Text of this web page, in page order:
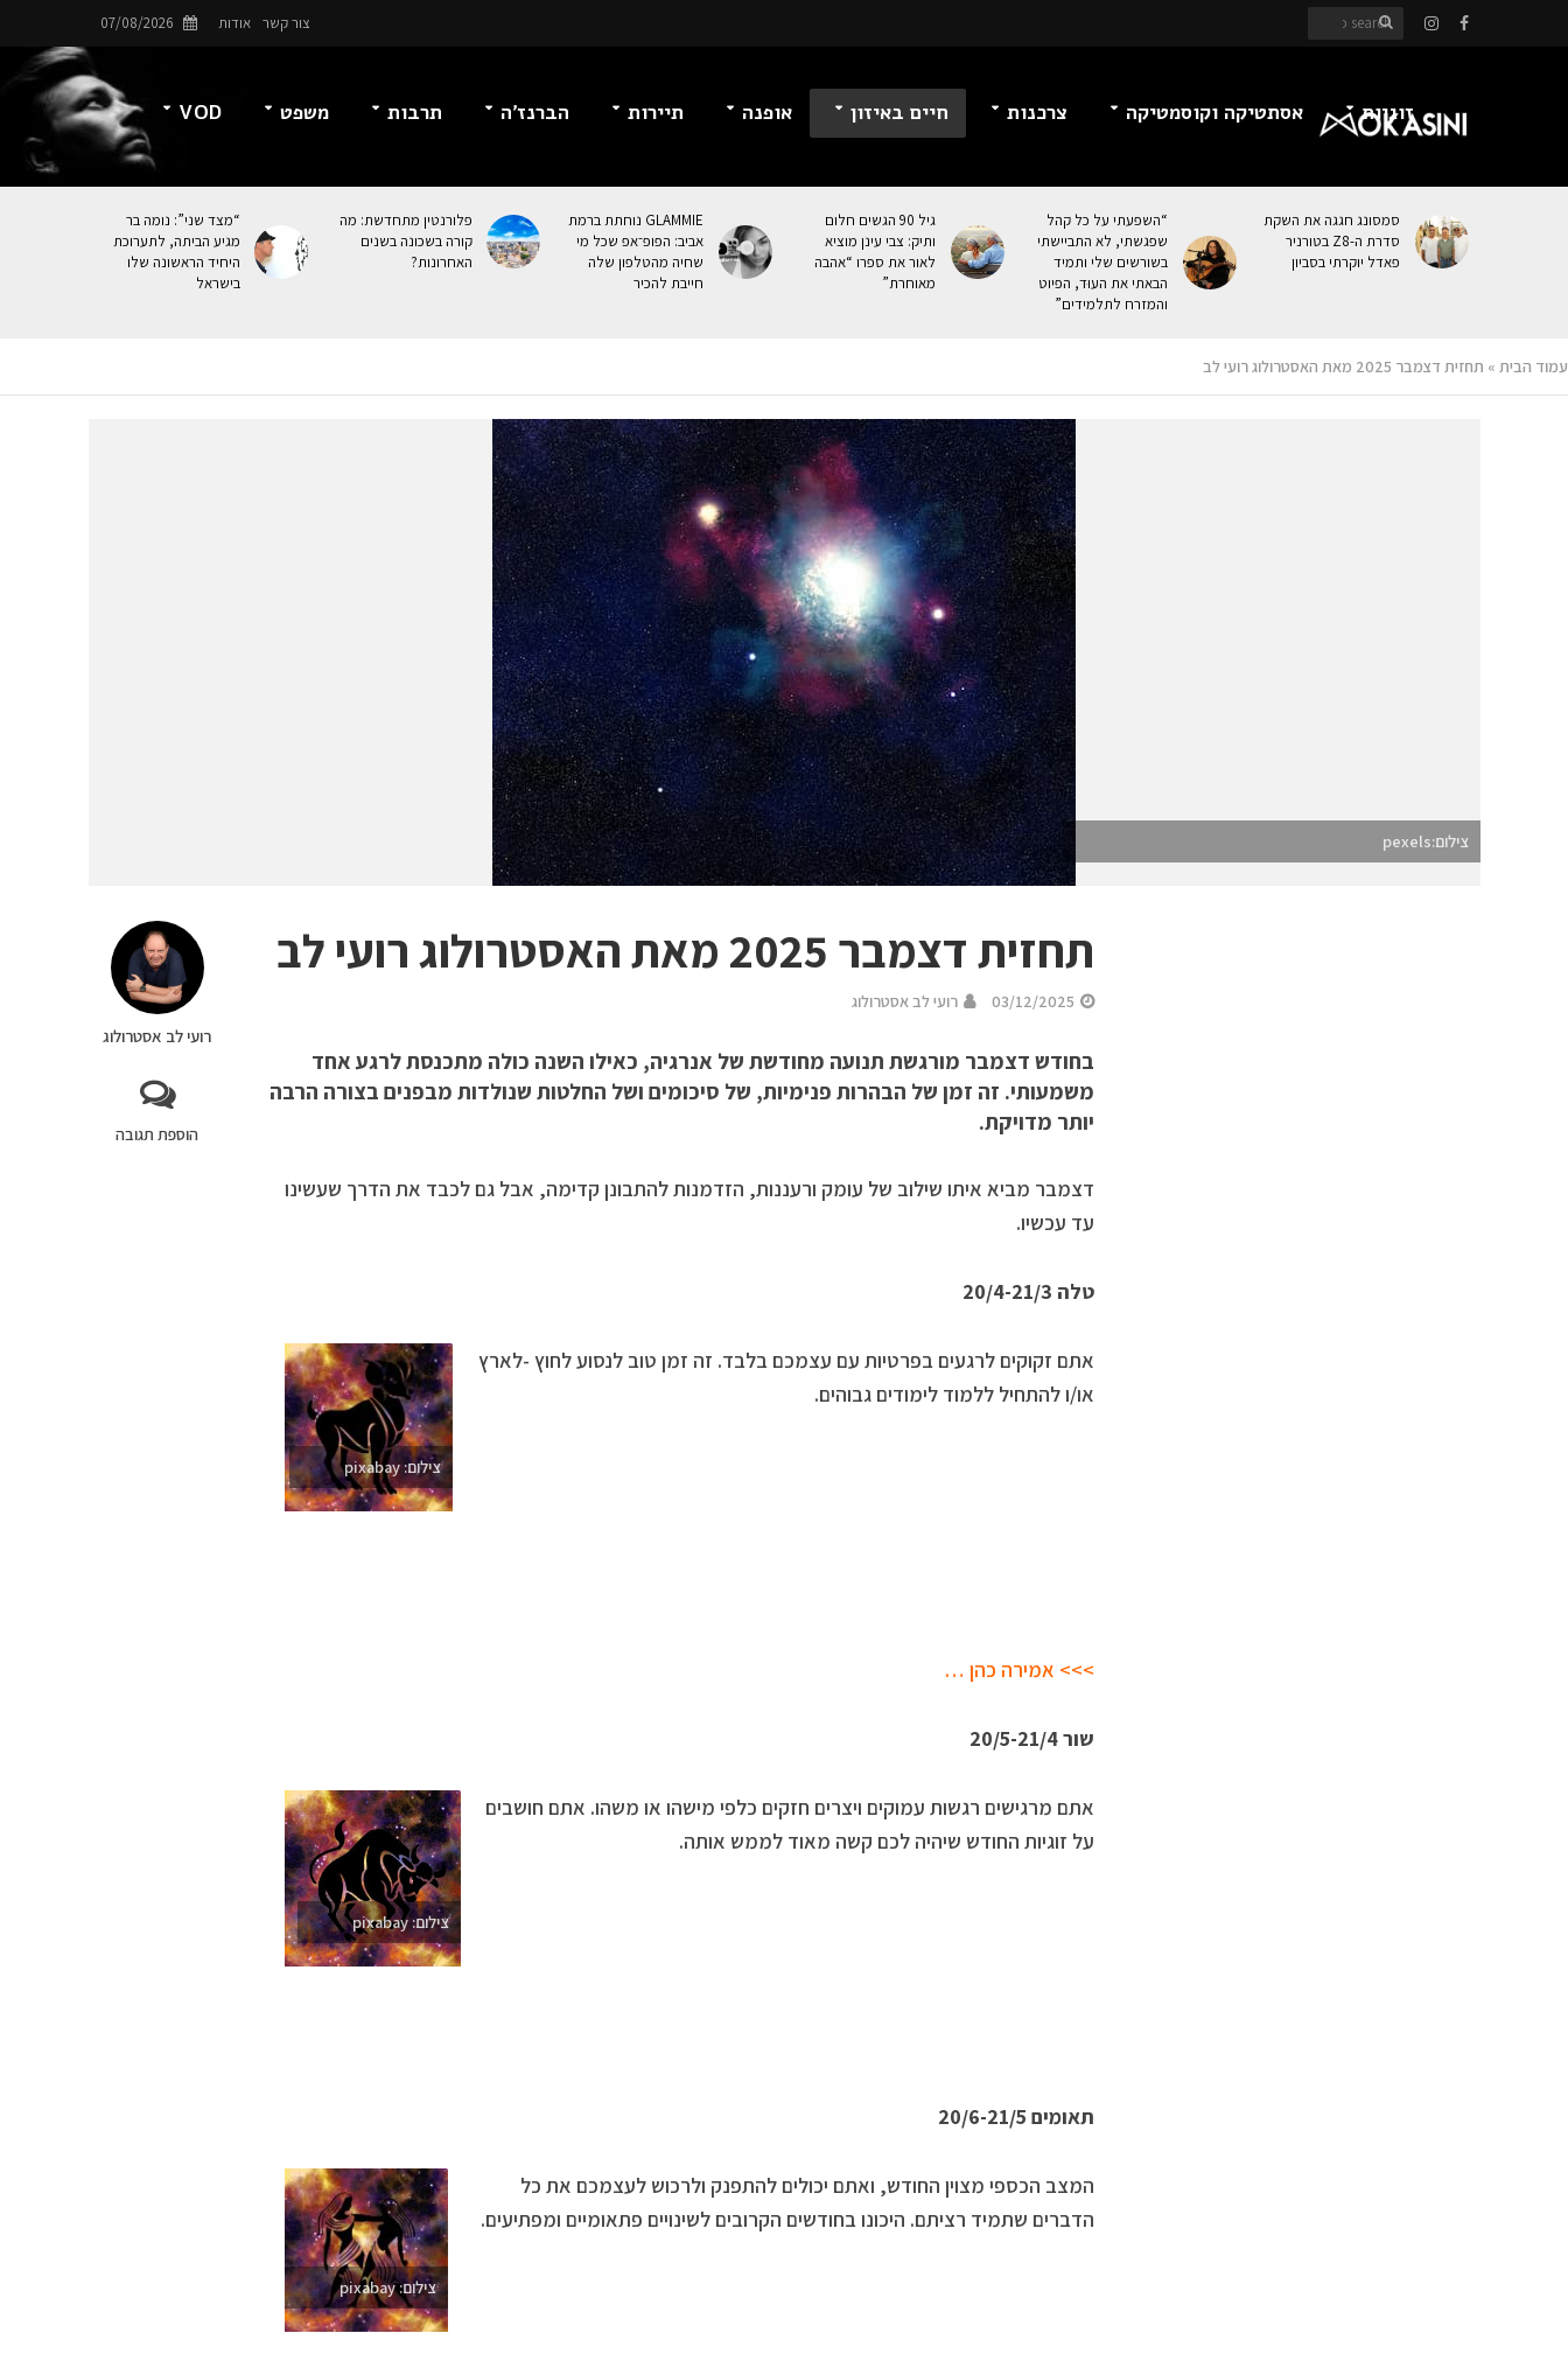
צור קשר אודות 07/08/2026
זוגיות אסתטיקה וקוסמטיקה צרכנות חיים באיזון אופנה תיירות הברנז’ה תרבות משפט VOD
סמסונג חגגה את השקת
סדרת ה-Z8 בטורניר
פאדל יוקרתי בסביון
“השפעתי על כל קהל
שפגשתי, לא התביישתי
בשורשים שלי ותמיד
הבאתי את העוּד, הפיוט
והמזרח לתלמידים”
גיל 90 הגשים חלום
ותיק: צבי עינן מוציא
לאור את ספרו “אהבה
מאוחרת”
GLAMMIE נוחתת ברמת
אביב: הפופ־אפ שכל מי
שחיה מהטלפון שלה
חייבת להכיר
פלורנטין מתחדשת: מה
קורה בשכונה בשנים
האחרונות?
“מצד שני”: נומה בר
מגיע הביתה, לתערוכת
היחיד הראשונה שלו
בישראל
עמוד הבית » תחזית דצמבר 2025 מאת האסטרולוג רועי לב
צילום:pexels
רועי לב אסטרולוג
הוספת תגובה
תחזית דצמבר 2025 מאת האסטרולוג רועי לב
03/12/2025 רועי לב אסטרולוג
בחודש דצמבר מורגשת תנועה מחודשת של אנרגיה, כאילו השנה כולה מתכנסת לרגע אחד
משמעותי. זה זמן של הבהרות פנימיות, של סיכומים ושל החלטות שנולדות מבפנים בצורה הרבה
יותר מדויקת.
דצמבר מביא איתו שילוב של עומק ורעננות, הזדמנות להתבונן קדימה, אבל גם לכבד את הדרך שעשינו
עד עכשיו.
טלה 20/4-21/3
צילום: pixabay
אתם זקוקים לרגעים בפרטיות עם עצמכם בלבד. זה זמן טוב לנסוע לחוץ -לארץ
או/ו להתחיל ללמוד לימודים גבוהים.
>>> אמירה כהן …
שור 20/5-21/4
צילום: pixabay
אתם מרגישים רגשות עמוקים ויצרים חזקים כלפי מישהו או משהו. אתם חושבים
על זוגיות החודש שיהיה לכם קשה מאוד לממש אותה.
תאומים 20/6-21/5
צילום: pixabay
המצב הכספי מצוין החודש, ואתם יכולים להתפנק ולרכוש לעצמכם את כל
הדברים שתמיד רציתם. היכונו בחודשים הקרובים לשינויים פתאומיים ומפתיעים.